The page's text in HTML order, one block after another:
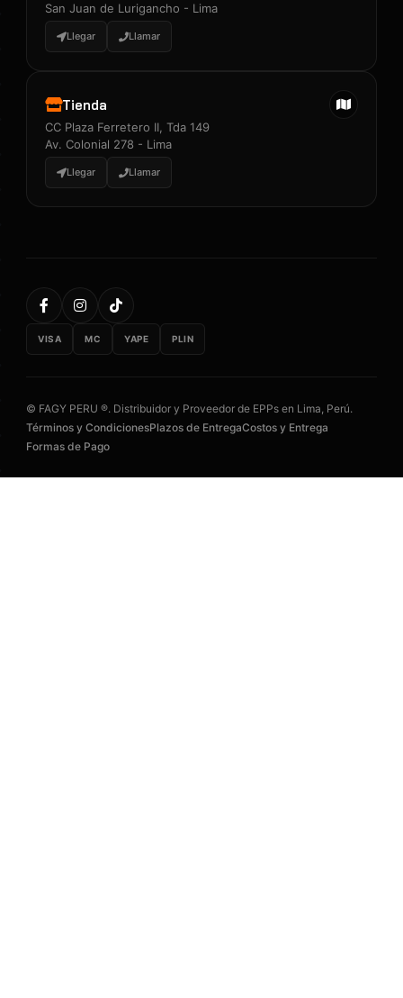
San Juan de Lurigancho - Lima
Llegar Llamar
Tienda
CC Plaza Ferretero II, Tda 149
Av. Colonial 278 - Lima
Llegar Llamar
VISA MC YAPE PLIN
© FAGY PERU ®. Distribuidor y Proveedor de EPPs en Lima, Perú.
Términos y CondicionesPlazos de EntregaCostos y Entrega
Formas de Pago